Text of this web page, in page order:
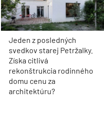
Jeden z posledných
svedkov starej Petržalky.
Získa citlivá
rekonštrukcia rodinného
domu cenu za
architektúru?